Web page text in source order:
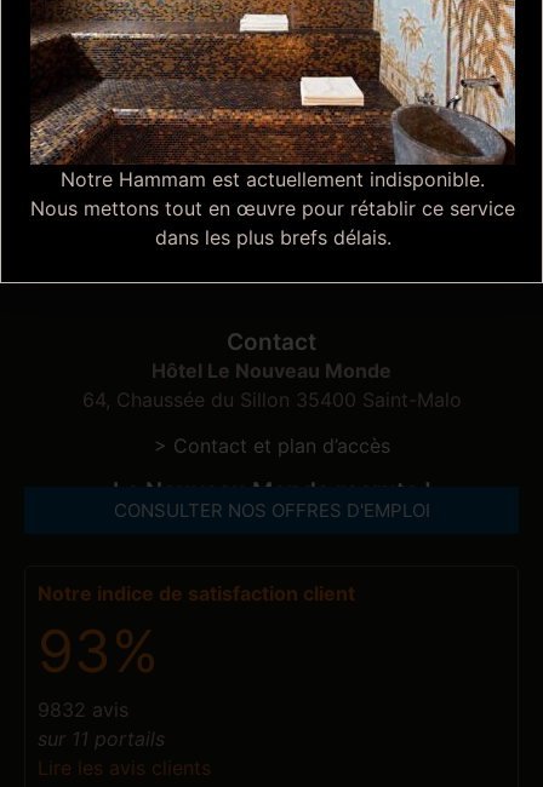
Accepter les cookies
Refuser
Voir les préférences
Coffret Cadeaux
4 coffrets avec de
nombreuses prestations
au choix.
Contact
Hôtel Le Nouveau Monde
64, Chaussée du Sillon 35400 Saint-Malo
> Contact et plan d’accès
Le Nouveau Monde recrute !
CONSULTER NOS OFFRES D'EMPLOI
Notre indice de satisfaction client
93%
9832 avis
sur 11 portails
Lire les avis clients
Notre Hammam est actuellement indisponible.
Nous mettons tout en œuvre pour rétablir ce service
dans les plus brefs délais.